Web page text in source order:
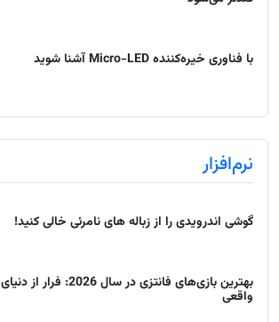
با فناوری خیره‌کننده Micro-LED آشنا شوید
نرم‌افزار
گوشی اندرویدی را از زباله های نامرئی خالی کنید!
بهترین بازی‌های فانتزی در سال 2026: فرار از دنیای
واقعی